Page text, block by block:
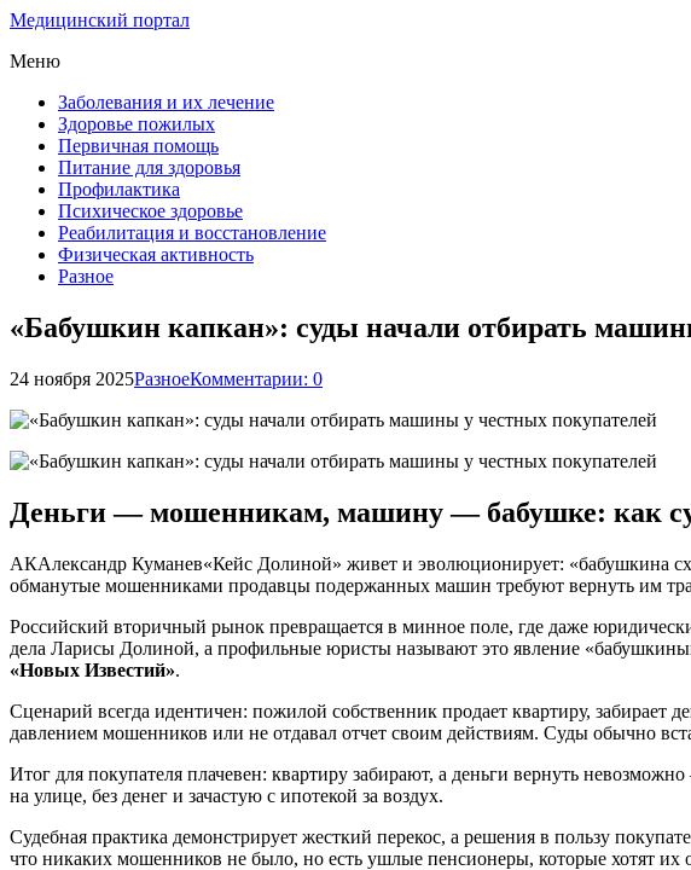
Медицинский портал
Меню
Заболевания и их лечение
Здоровье пожилых
Первичная помощь
Питание для здоровья
Профилактика
Психическое здоровье
Реабилитация и восстановление
Физическая активность
Разное
«Бабушкин капкан»: суды начали отбирать
24 ноября 2025РазноеКомментарии: 0
Деньги — мошенникам, машину — бабушке: как
АКАлександр Куманев«Кейс Долиной» живет и эволюционирует: «бабушкина
обманутые мошенниками продавцы подержанных машин требуют вернуть им
Российский вторичный рынок превращается в минное поле, где даже
дела Ларисы Долиной, а профильные юристы называют это явление
«Новых Известий».
Сценарий всегда идентичен: пожилой собственник продает квартиру,
давлением мошенников или не отдавал отчет своим действиям. Суды обычно
Итог для покупателя плачевен: квартиру забирают, а деньги вернуть
на улице, без денег и зачастую с ипотекой за воздух.
Судебная практика демонстрирует жесткий перекос, а решения в пользу
что никаких мошенников не было, но есть ушлые пенсионеры, которые хотят их